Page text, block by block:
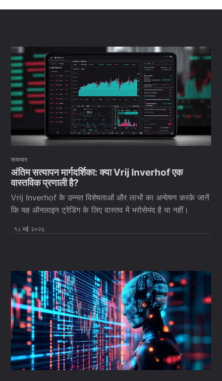
समाचार
अंतिम सत्यापन मार्गदर्शिका: क्या Vrij Inverhof एक
वास्तविक प्रणाली है?
Vrij Inverhof के उन्नत विशेषताओं और लाभों का अन्वेषण करके जानें
कि यह ऑनलाइन ट्रेडिंग के लिए वास्तव में भरोसेमंद है या नहीं।
१८ मई २०२६